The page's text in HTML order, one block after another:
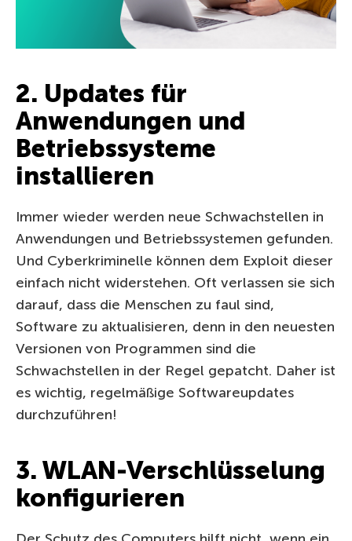
2. Updates für
Anwendungen und
Betriebssysteme
installieren
Immer wieder werden neue Schwachstellen in
Anwendungen und Betriebssystemen gefunden.
Und Cyberkriminelle können dem Exploit dieser
einfach nicht widerstehen. Oft verlassen sie sich
darauf, dass die Menschen zu faul sind,
Software zu aktualisieren, denn in den neuesten
Versionen von Programmen sind die
Schwachstellen in der Regel gepatcht. Daher ist
es wichtig, regelmäßige Softwareupdates
durchzuführen!
3. WLAN-Verschlüsselung
konfigurieren